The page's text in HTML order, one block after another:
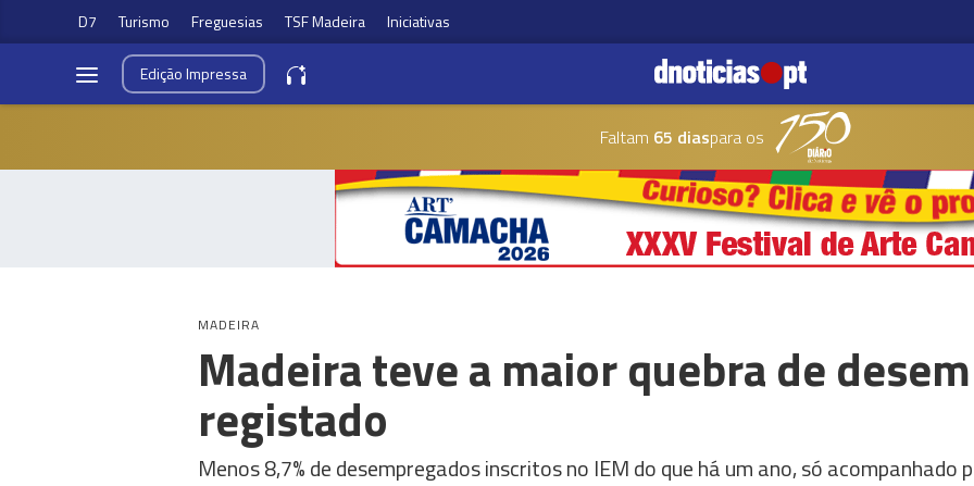
D7 Turismo Freguesias TSF Madeira Iniciativas
EdiçãoImpressa
Faltam 65 diaspara os
MADEIRA
Madeira teve a maior quebra de
registado
Menos 8,7% de desempregados inscritos no IEM do que há um ano, só acompanhado